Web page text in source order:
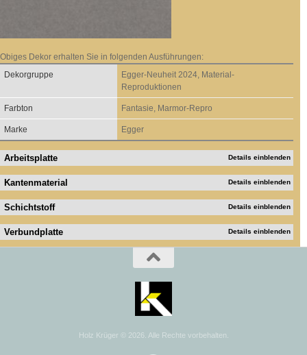
Obiges Dekor erhalten Sie in folgenden Ausführungen:
Dekorgruppe
Egger-Neuheit 2024, Material-
Reproduktionen
Farbton Fantasie, Marmor-Repro
Marke Egger
Arbeitsplatte Details einblenden
Kantenmaterial Details einblenden
Schichtstoff Details einblenden
Verbundplatte Details einblenden
Holz Krüger © 2026. Alle Rechte vorbehalten.